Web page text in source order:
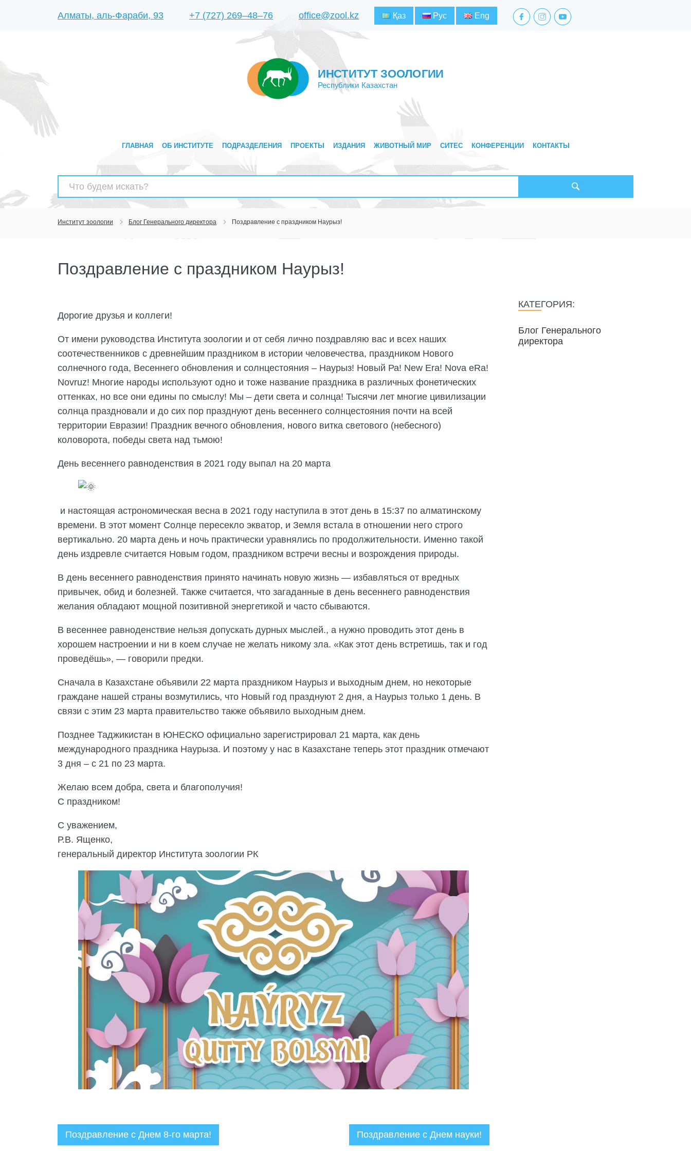
Алматы, аль-Фараби, 93 +7 (727) 269‒48‒76 office@zool.kz Қаз Рус Eng facebook.com
instagram.com
youtube.com
ИНСТИТУТ ЗООЛОГИИ
Республики Казахстан
ГЛАВНАЯ ОБ ИНСТИТУТЕ ПОДРАЗДЕЛЕНИЯ ПРОЕКТЫ ИЗДАНИЯ ЖИВОТНЫЙ МИР СИТЕС КОНФЕРЕНЦИИ КОНТАКТЫ
Найти:
Институт зоологии Блог Генерального директора Поздравление с праздником Наурыз!
Поздравление с праздником Наурыз!
Дорогие друзья и коллеги!
От имени руководства Института зоологии и от себя лично поздравляю вас и всех наших
соотечественников с древнейшим праздником в истории человечества, праздником Нового
солнечного года, Весеннего обновления и солнцестояния – Наурыз! Новый Ра! New Era! Nova eRa!
Novruz! Многие народы используют одно и тоже название праздника в различных фонетических
оттенках, но все они едины по смыслу! Мы – дети света и солнца! Тысячи лет многие цивилизации
солнца праздновали и до сих пор празднуют день весеннего солнцестояния почти на всей
территории Евразии! Праздник вечного обновления, нового витка светового (небесного)
коловорота, победы света над тьмою!
День весеннего равноденствия в 2021 году выпал на 20 марта
и настоящая астрономическая весна в 2021 году наступила в этот день в 15:37 по алматинскому
времени. В этот момент Солнце пересекло экватор, и Земля встала в отношении него строго
вертикально. 20 марта день и ночь практически уравнялись по продолжительности. Именно такой
день издревле считается Новым годом, праздником встречи весны и возрождения природы.
В день весеннего равноденствия принято начинать новую жизнь — избавляться от вредных
привычек, обид и болезней. Также считается, что загаданные в день весеннего равноденствия
желания обладают мощной позитивной энергетикой и часто сбываются.
В весеннее равноденствие нельзя допускать дурных мыслей., а нужно проводить этот день в
хорошем настроении и ни в коем случае не желать никому зла. «Как этот день встретишь, так и год
проведёшь», — говорили предки.
Сначала в Казахстане объявили 22 марта праздником Наурыз и выходным днем, но некоторые
граждане нашей страны возмутились, что Новый год празднуют 2 дня, а Наурыз только 1 день. В
связи с этим 23 марта правительство также объявило выходным днем.
Позднее Таджикистан в ЮНЕСКО официально зарегистрировал 21 марта, как день
международного праздника Наурыза. И поэтому у нас в Казахстане теперь этот праздник отмечают
3 дня – с 21 по 23 марта.
Желаю всем добра, света и благополучия!
С праздником!
С уважением,
Р.В. Ященко,
генеральный директор Института зоологии РК
Поздравление с Днем 8-го марта! Поздравление с Днем науки!
КАТЕГОРИЯ:
Блог Генерального
директора